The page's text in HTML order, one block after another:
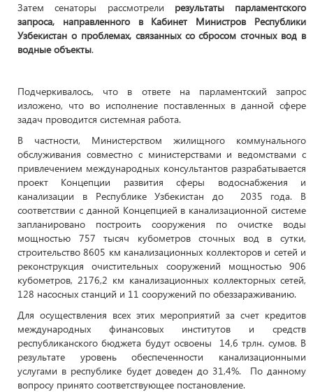
Затем сенаторы рассмотрели результаты парламентского
запроса, направленного в Кабинет Министров Республики
Узбекистан о проблемах, связанных со сбросом сточных вод в
водные объекты.
Подчеркивалось, что в ответе на парламентский запрос
изложено, что во исполнение поставленных в данной сфере
задач проводится системная работа.
В частности, Министерством жилищного коммунального
обслуживания совместно с министерствами и ведомствами с
привлечением международных консультантов разрабатывается
проект Концепции развития сферы водоснабжения и
канализации в Республике Узбекистан до 2035 года. В
соответствии с данной Концепцией в канализационной системе
запланировано построить сооружения по очистке воды
мощностью 757 тысяч кубометров сточных вод в сутки,
строительство 8605 км канализационных коллекторов и сетей и
реконструкция очистительных сооружений мощностью 906
кубометров, 2176,2 км канализационных коллекторных сетей,
128 насосных станций и 11 сооружений по обеззараживанию.
Для осуществления всех этих мероприятий за счет кредитов
международных финансовых институтов и средств
республиканского бюджета будут освоены 14,6 трлн. сумов. В
результате уровень обеспеченности канализационными
услугами в республике будет доведен до 31,4%. По данному
вопросу принято соответствующее постановление.